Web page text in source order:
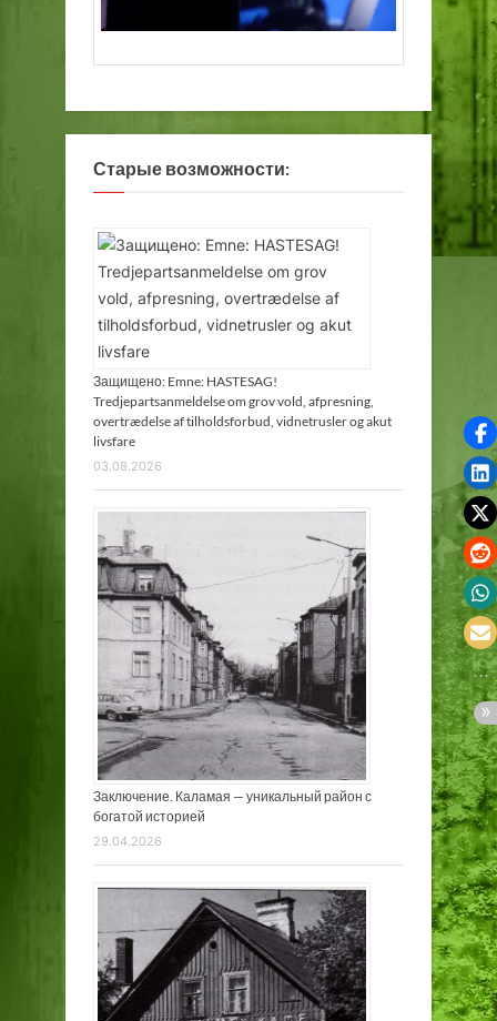
Старые возможности:
Защищено: Emne: HASTESAG!
Tredjepartsanmeldelse om grov vold, afpresning,
overtrædelse af tilholdsforbud, vidnetrusler og akut
livsfare
03.08.2026
Заключение. Каламая — уникальный район с
богатой историей
29.04.2026